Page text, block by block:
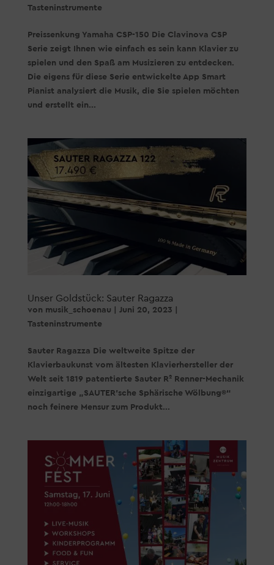
Tasteninstrumente
Preissenkung Yamaha CSP-150 Die Clavinova CSP
Serie zeigt Ihnen wie einfach es sein kann Klavier zu
spielen und den Spaß am Musizieren zu entdecken.
Die eigens für diese Serie entwickelte App Smart
Pianist analysiert die Musik, die Sie spielen möchten
und erstellt ein...
Unser Goldstück: Sauter Ragazza
von musik_schoenau Juni 20, 2023
Tasteninstrumente
Sauter Ragazza Die weltweite Spitze der
Klavierbaukunst vom ältesten Klavierhersteller der
Welt seit 1819 patentierte Sauter R² Renner-Mechanik
einzigartige „SAUTER’sche Sphärische Wölbung®“
noch feinere Mensur zum Produkt...